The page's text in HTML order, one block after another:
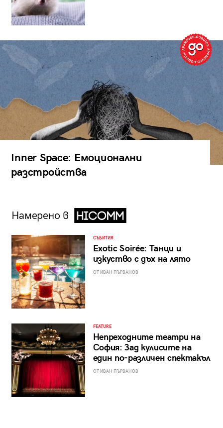
Inner Space: Емоционални
разстройства
Намерено в
СЪБИТИЯ
Exotic Soirée: Танци и
изкуство с дъх на лято
ОТ ИВАН ПЪРВАНОВ
FEATURE
Непреходните театри на
София: Зад кулисите на
един по-различен спектакъл
ОТ ИВАН ПЪРВАНОВ